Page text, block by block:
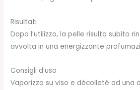
Risultati
Dopo l’utilizzo, la pelle risulta subito
avvolta in una energizzante
Consigli d’uso
Vaporizza su viso e décolleté ad una